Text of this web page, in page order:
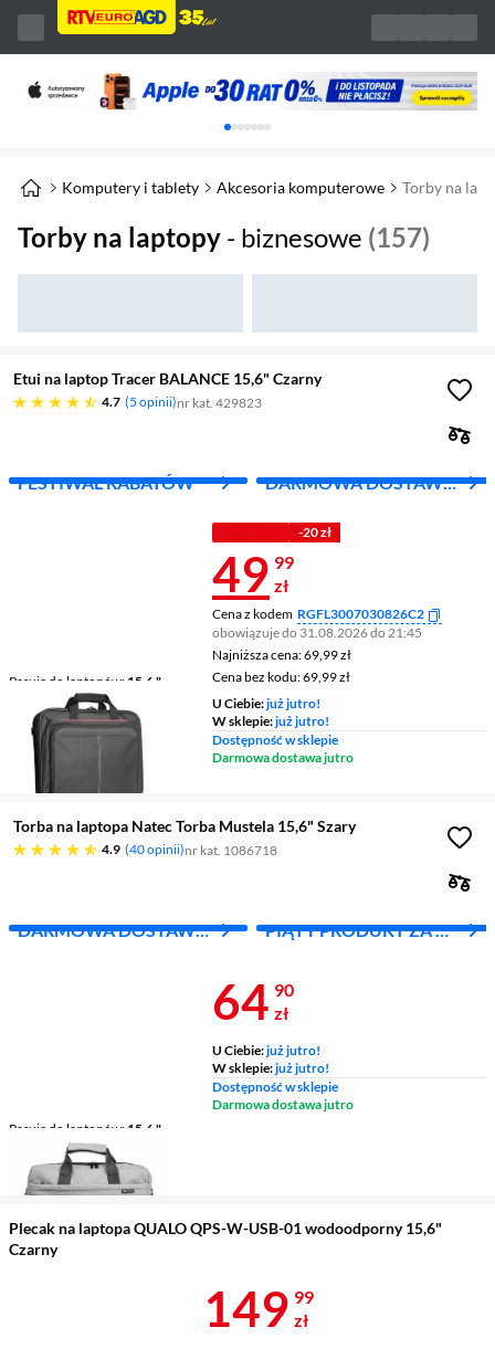
Karuzela z banerami, aktualny element 1 z
Komputery i tablety Akcesoria komputerowe Torby na
Torby na laptopy - biznesowe (157)
Etui na laptop Tracer BALANCE 15,6" Czarny
4.7
4.7 gwiazdek 5 opinii nr kat. 429823
FESTIWAL RABATÓW
DARMOWA DOSTAWA
Pasuje do laptopów 15,6 "
poliester
Pasek na ramię tak
-20 zł
Cena 49,99
49 99
zł
Cena z kodem RGFL3007030826C2
obowiązuje do 31.08.2026 do 21:45
Najniższa cena: 69,99 zł
Najniższa cena:69,99 zł
Cena bez kodu: 69,99 zł
Cena bez kodu:69,99 zł
U Ciebie:już jutro!
W sklepie:już jutro!
Dostępność w sklepie
Darmowa dostawa jutro
Torba na laptopa Natec Torba Mustela 15,6" Szary
4.9
4.9 gwiazdek 40 opinii nr kat. 1086718
DARMOWA DOSTAWA
PIĄTY PRODUKT ZA 1
Pasuje do laptopów 15,6 "
nylon
Pasek na ramię tak
Cena 64,90
64 90
zł
U Ciebie:już jutro!
W sklepie:już jutro!
Dostępność w sklepie
Darmowa dostawa jutro
Plecak na laptopa QUALO QPS-W-USB-01 wodoodporny 15,6"
Czarny
Cena 149,99
149 99
zł